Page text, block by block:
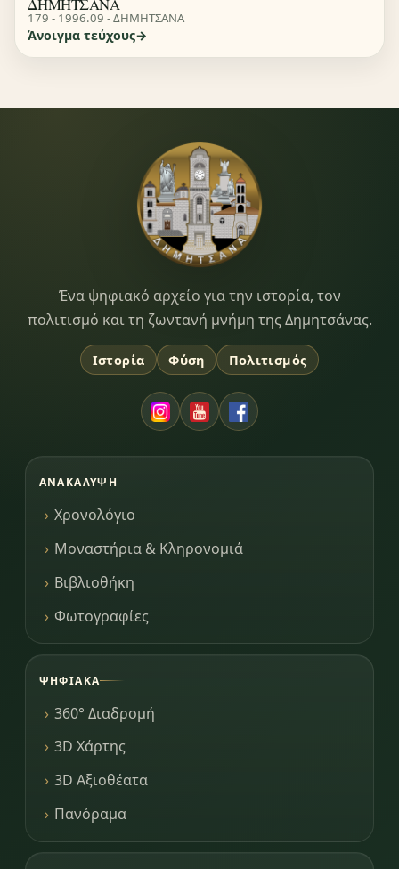
179 - 1996.09 - ΔΗΜΗΤΣΑΝΑ
Άνοιγμα τεύχους
Dimitsana.gr
Ένα ψηφιακό αρχείο για την ιστορία, τον
πολιτισμό και τη ζωντανή μνήμη της Δημητσάνας.
Ιστορία Φύση Πολιτισμός
ΑΝΑΚΆΛΥΨΗ
Χρονολόγιο
Μοναστήρια & Κληρονομιά
Βιβλιοθήκη
Φωτογραφίες
ΨΗΦΙΑΚΆ
360° Διαδρομή
3D Χάρτης
3D Αξιοθέατα
Πανόραμα